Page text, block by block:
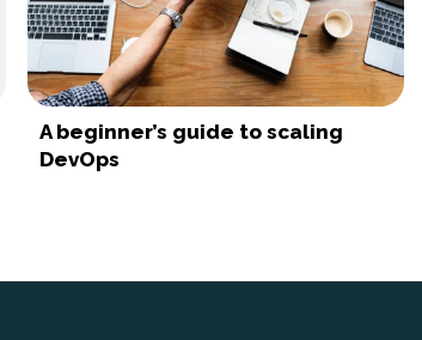
A beginner’s guide to scaling
DevOps